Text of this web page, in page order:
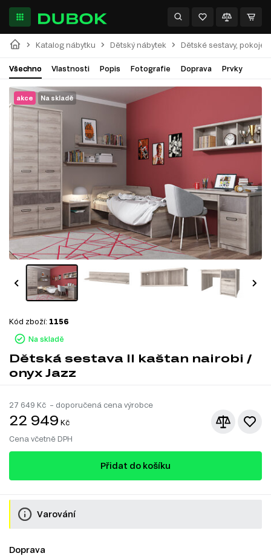
Katalog nábytku Dětský nábytek Dětské sestavy, pokoje
Všechno Vlastnosti Popis Fotografie Doprava Prvky
akce Na skladě
Na skladě
Kód zboží: 1156
Dětská sestava II kaštan nairobi /
onyx Jazz
27 649 Kč – doporučená cena výrobce
22 949 Kč
Cena včetně DPH
Přidat do košíku
Varování
Doprava